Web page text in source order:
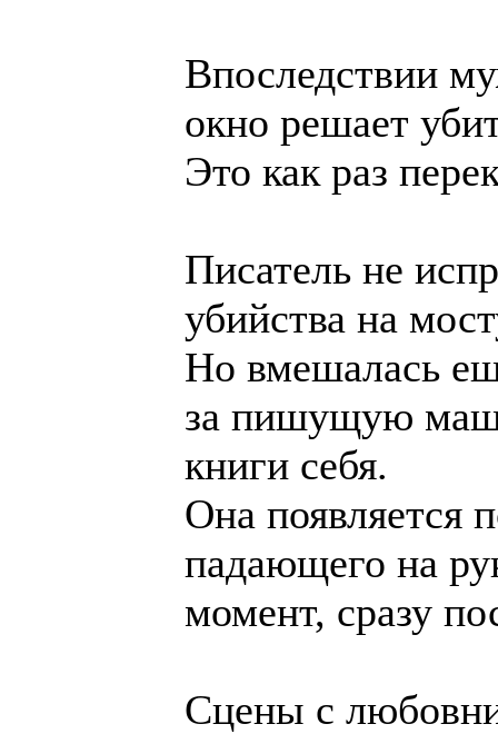
Впоследствии
окно решает
Это как раз
Писатель не
убийства на
Но вмешалась
за пишущую
книги себя.
Она появляется
падающего на
момент, сразу
Сцены с